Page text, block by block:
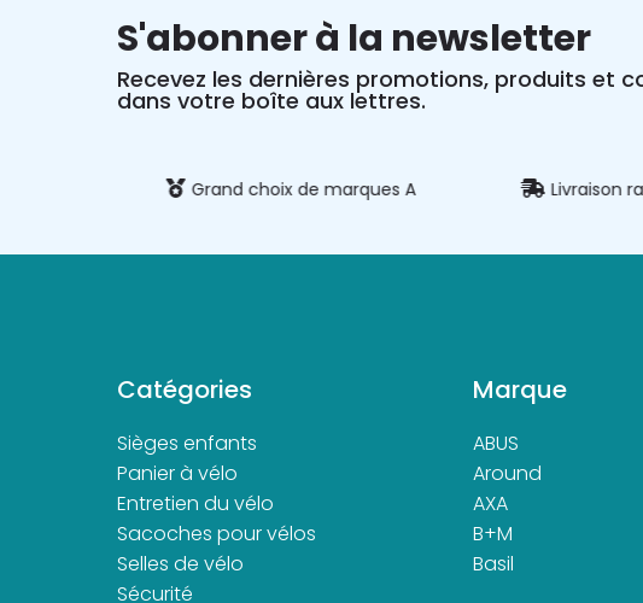
S'abonner à la newsletter
Recevez les dernières promotions, produits et
dans votre boîte aux lettres.
Grand choix de marques A Livraison
Catégories
Sièges enfants
Panier à vélo
Entretien du vélo
Sacoches pour vélos
Selles de vélo
Sécurité
Marque
ABUS
Around
AXA
B+M
Basil